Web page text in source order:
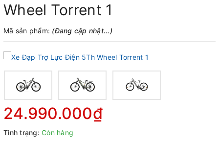
Wheel Torrent 1
Mã sản phẩm: (Đang cập nhật...)
24.990.000₫
Tình trạng: Còn hàng